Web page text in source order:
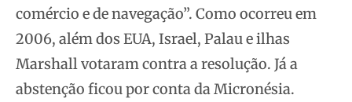
comércio e de navegação”. Como ocorreu em
2006, além dos EUA, Israel, Palau e ilhas
Marshall votaram contra a resolução. Já a
abstenção ficou por conta da Micronésia.